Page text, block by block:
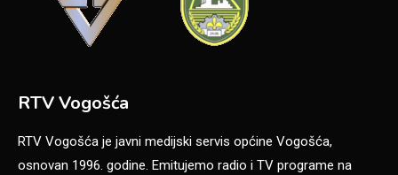
RTV Vogošća
RTV Vogošća je javni medijski servis općine Vogošća,
osnovan 1996. godine. Emitujemo radio i TV programe na